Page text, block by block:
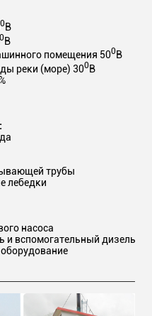
0 В
0В
помещения 500 В
реки (море) 300 В
трубы
лебедки
насоса
и вспомогательный